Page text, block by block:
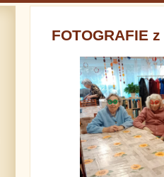
FOTOGRAFIE